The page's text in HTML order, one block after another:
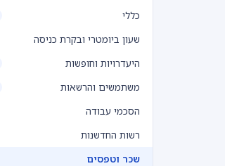
כללי
שעון ביומטרי ובקרת כניסה
היעדרויות וחופשות
משתמשים והרשאות
הסכמי עבודה
רשות החדשנות
שכר וטפסים